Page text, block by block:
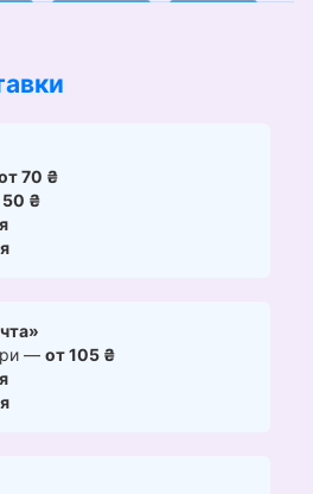
70 ₴
50 ₴
— от 105 ₴